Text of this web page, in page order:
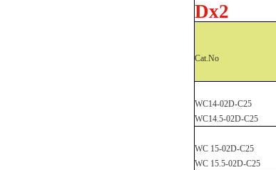
Dx2
Cat.No
WC14-02D-C25
WC14.5-02D-C25
WC 15-02D-C25
WC 15.5-02D-C25